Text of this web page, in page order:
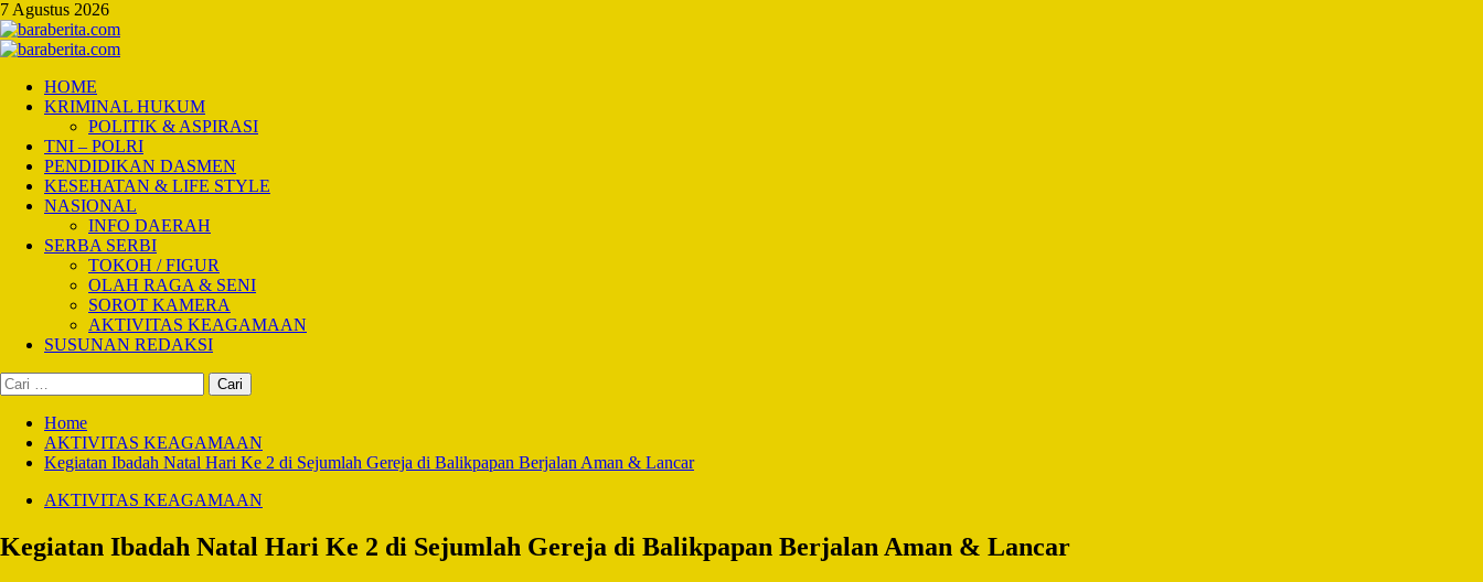
Skip
to
content
7 Agustus 2026
Primary
HOME
KRIMINAL HUKUM
POLITIK & ASPIRASI
TNI – POLRI
PENDIDIKAN DASMEN
KESEHATAN & LIFE STYLE
NASIONAL
INFO DAERAH
SERBA SERBI
TOKOH / FIGUR
OLAH RAGA & SENI
SOROT KAMERA
AKTIVITAS KEAGAMAAN
SUSUNAN REDAKSI
Cari
untuk:
Home
AKTIVITAS KEAGAMAAN
Kegiatan Ibadah Natal Hari Ke 2 di Sejumlah Gereja di Balikpapan Berjalan Aman & Lancar
AKTIVITAS KEAGAMAAN
Kegiatan Ibadah Natal Hari Ke 2 di Sejumlah Gereja di Balikpapan Berjalan Aman & Lancar